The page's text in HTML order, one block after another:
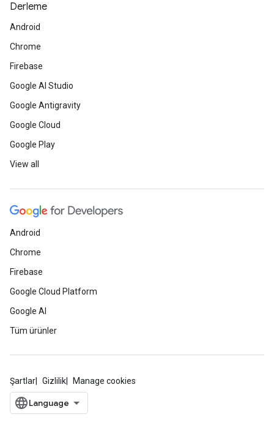
Derleme
Android
Chrome
Firebase
Google AI Studio
Google Antigravity
Google Cloud
Google Play
View all
Android
Chrome
Firebase
Google Cloud Platform
Google AI
Tüm ürünler
Şartlar Gizlilik Manage cookies